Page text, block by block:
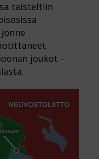
taisteltiin
joukot –